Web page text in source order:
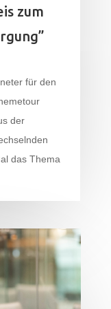
zum
für den
der
das Thema